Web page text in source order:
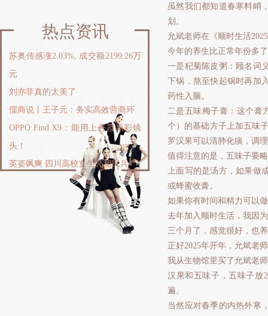
热点资讯
苏奥传感涨2.03%, 成交额2199.26万
元
刘亦菲真的太美了
儒商说丨王子元：务实高效营商环
OPPO Find X9：能用上丹霞原彩镜
头！
英姿飒爽 四川高校女生亮相民兵
虽然我们都知道春寒料峭
划。
允斌老师在《顺时生活
今年的养生比正常年份多
一是杞菊陈皮粥：顾名词
下锅，熬至快起锅时再加
药性入脑。
二是五味梅子膏：这个膏
个）的基础方子上加五味
罗汉果可以清肺化痰，调
值得注意的是，五味子要
上面写的是汤方，如果做
或蜂蜜收膏。
如果你有时间和精力可以
去年加入顺时生活，我因
三个月了，感觉很好，也
正好2025年开年，允斌老
我从生物馆里买了允斌老
汉果和五味子，五味子放
遍。
当然应对春季的内热外寒